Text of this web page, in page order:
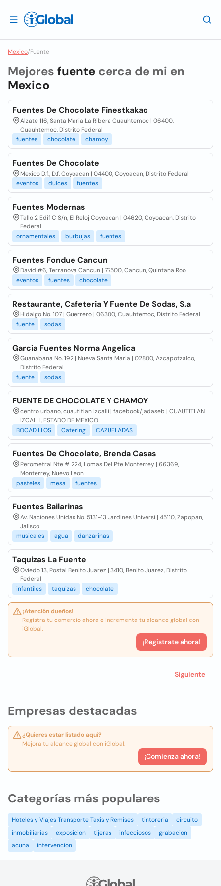
Mexico/Fuente
Empresas destacadas
¿Quieres estar listado aquí?
Mejora tu alcance global con iGlobal.
¡Comienza ahora!
Mejores fuente cerca de mi en
Mexico
Fuentes De Chocolate Finestkakao
Alzate 116, Santa Maria La Ribera Cuauhtemoc | 06400,
Cuauhtemoc, Distrito Federal
fuentes
chocolate chamoy
Fuentes De Chocolate
Mexico D.f., D.f. Coyoacan | 04400, Coyoacan, Distrito Federal
eventos
dulces fuentes
Fuentes Modernas
Tallo 2 Edif C S/n, El Reloj Coyoacan | 04620, Coyoacan, Distrito
Federal
ornamentales
burbujas fuentes
Fuentes Fondue Cancun
David #6, Terranova Cancun | 77500, Cancun, Quintana Roo
eventos
fuentes chocolate
Restaurante, Cafeteria Y Fuente De Sodas, S.a
Hidalgo No. 107 | Guerrero | 06300, Cuauhtemoc, Distrito Federal
fuente
sodas
Garcia Fuentes Norma Angelica
Guanabana No. 192 | Nueva Santa Maria | 02800, Azcapotzalco,
Distrito Federal
fuente
sodas
FUENTE DE CHOCOLATE Y CHAMOY
centro urbano, cuautitlan izcalli | facebook/jadaseb | CUAUTITLAN
IZCALLI, ESTADO DE MEXICO
BOCADILLOS
Catering CAZUELADAS
Fuentes De Chocolate, Brenda Casas
Perometral Nte # 224, Lomas Del Pte Monterrey | 66369,
Monterrey, Nuevo Leon
pasteles
mesa fuentes
Fuentes Bailarinas
Av. Naciones Unidas No. 5131-13 Jardines Universi | 45110, Zapopan,
Jalisco
musicales
agua danzarinas
Taquizas La Fuente
Oviedo 13, Postal Benito Juarez | 3410, Benito Juarez, Distrito
Federal
infantiles
taquizas chocolate
¡Atención dueños!
Registra tu comercio ahora e incrementa tu alcance global con
iGlobal.
¡Registrate ahora!
Siguiente
Categorías más populares
Hoteles y Viajes Transporte Taxis y Remises tintoreria
circuito
inmobiliarias
exposicion tijeras infecciosos
grabacion
acuna
intervencion